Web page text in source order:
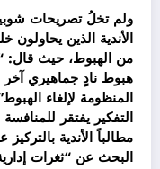
ولم تخلُ تصريحات
الأندية الذين
من الهبوط، حيث قال:
هبوط نادٍ جماهيري
المنظومة لإلغاء
التفكير يفتقر
مطالباً الأندية
البحث عن “ثغرات